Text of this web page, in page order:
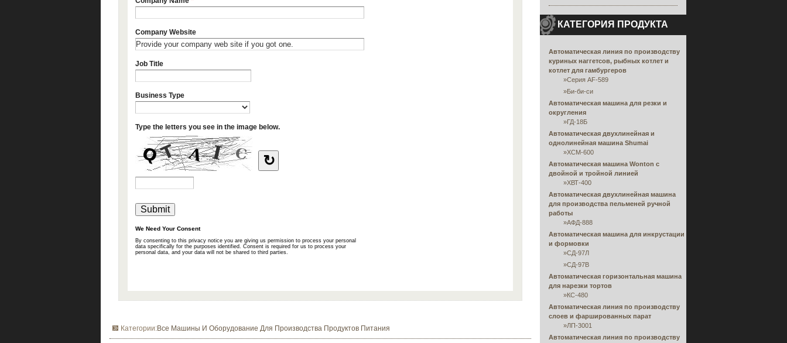
Категории:Все Машины И Оборудование Для Производства Продуктов Питания
КАТЕГОРИЯ ПРОДУКТА
Автоматическая линия по производству
куриных наггетсов, рыбных котлет и
котлет для гамбургеров
»Серия AF-589
»Би-би-си
Автоматическая машина для резки и
округления
»ГД-18Б
Автоматическая двухлинейная и
однолинейная машина Shumai
»ХСМ-600
Автоматическая машина Wonton с
двойной и тройной линией
»ХВТ-400
Автоматическая двухлинейная машина
для производства пельменей ручной
работы
»АФД-888
Автоматическая машина для инкрустации
и формовки
»СД-97Л
»СД-97В
Автоматическая горизонтальная машина
для нарезки тортов
»КС-480
Автоматическая линия по производству
слоев и фаршированных парат
»ЛП-3001
Автоматическая линия по производству